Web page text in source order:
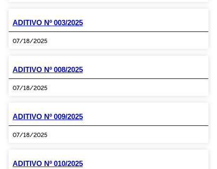
ADITIVO Nº 003/2025
07/18/2025
ADITIVO Nº 008/2025
07/18/2025
ADITIVO Nº 009/2025
07/18/2025
ADITIVO Nº 010/2025